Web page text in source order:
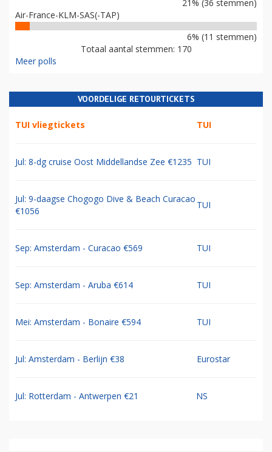
21% (36 stemmen)
Air-France-KLM-SAS(-TAP)
6% (11 stemmen)
Totaal aantal stemmen: 170
Meer polls
VOORDELIGE RETOURTICKETS
TUI vliegtickets TUI
Jul: 8-dg cruise Oost Middellandse Zee €1235 TUI
Jul: 9-daagse Chogogo Dive & Beach Curacao
€1056
TUI
Sep: Amsterdam - Curacao €569 TUI
Sep: Amsterdam - Aruba €614 TUI
Mei: Amsterdam - Bonaire €594 TUI
Jul: Amsterdam - Berlijn €38 Eurostar
Jul: Rotterdam - Antwerpen €21 NS